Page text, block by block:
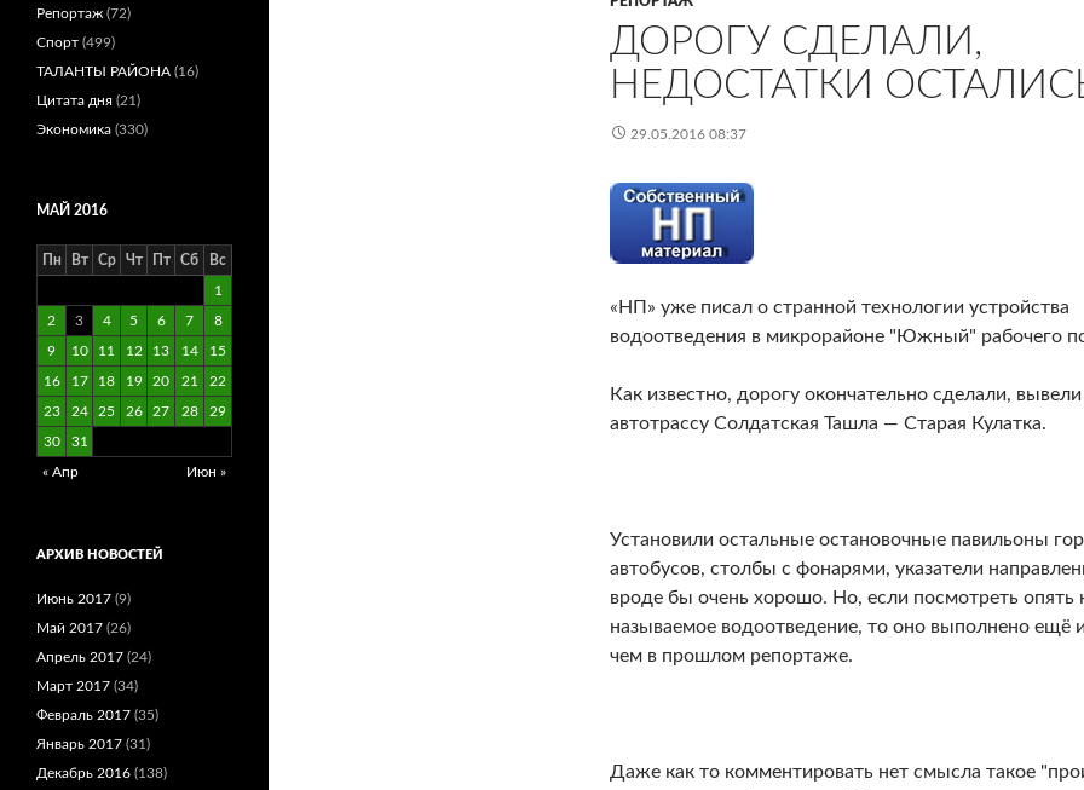
ДОРОГУ СДЕЛАЛИ,
НЕДОСТАТКИ
29.05.2016 08:37
«НП» уже писал о странной технологии устройства
водоотведения в микрорайоне "Южный" рабочего
Как известно, дорогу окончательно сделали,
автотрассу Солдатская Ташла — Старая Кулатка.
Установили остальные остановочные павильоны
автобусов, столбы с фонарями, указатели
вроде бы очень хорошо. Но, если посмотреть опять
называемое водоотведение, то оно выполнено ещё
чем в прошлом репортаже.
Даже как то комментировать нет смысла такое
Репортаж (72)
Спорт (499)
ТАЛАНТЫ РАЙОНА (16)
Цитата дня (21)
Экономика (330)
МАЙ 2016
Пн Вт Ср Чт Пт Сб Вс
1
2 3 4 5 6 7 8
9 10 11 12 13 14 15
16 17 18 19 20 21 22
23 24 25 26 27 28 29
30 31
« Апр Июн »
АРХИВ НОВОСТЕЙ
Июнь 2017 (9)
Май 2017 (26)
Апрель 2017 (24)
Март 2017 (34)
Февраль 2017 (35)
Январь 2017 (31)
Декабрь 2016 (138)